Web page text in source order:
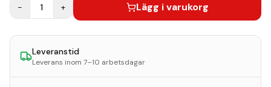
− 1 + Lägg i varukorg
Leveranstid
Leverans inom 7–10 arbetsdagar